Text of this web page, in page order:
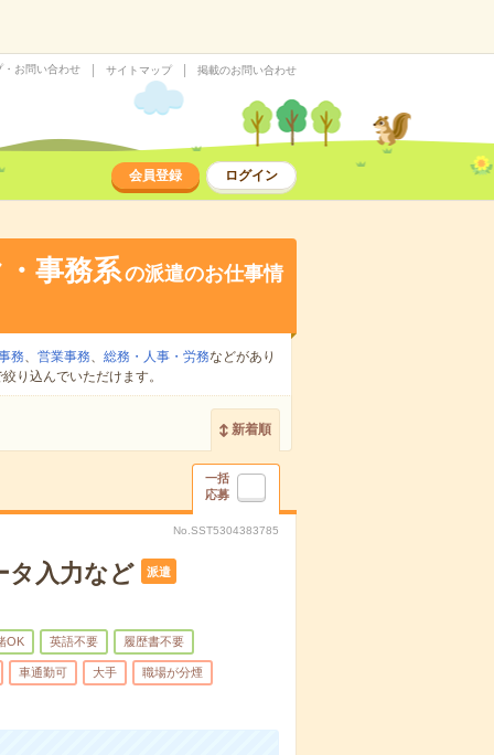
・お問い合わせ サイトマップ 掲載のお問い合わせ
会員登録 ログイン
事務系の派遣のお仕事情
務、 営業事務、 総務・人事・労務などがあり
り込んでいただけます。
新着順
一括
応募
No.SST5304383785
タ入力など 派遣
OK 英語不要 履歴書不要
車通勤可 大手 職場が分煙